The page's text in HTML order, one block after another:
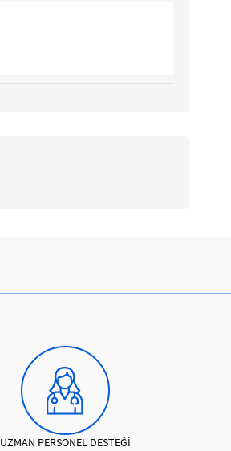
UZMAN PERSONEL DESTEĞİ